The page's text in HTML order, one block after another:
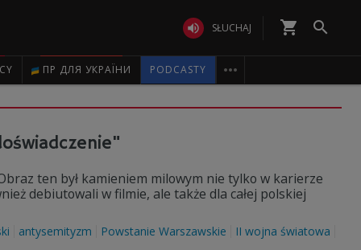
 SŁUCHAJ shopping_cart 
ПР ДЛЯ УКРАЇНИ PODCASTY 
ten był kamieniem milowym nie tylko w karierze
debiutowali w filmie, ale także dla całej polskiej
antysemityzm Powstanie Warszawskie
II wojna światowa